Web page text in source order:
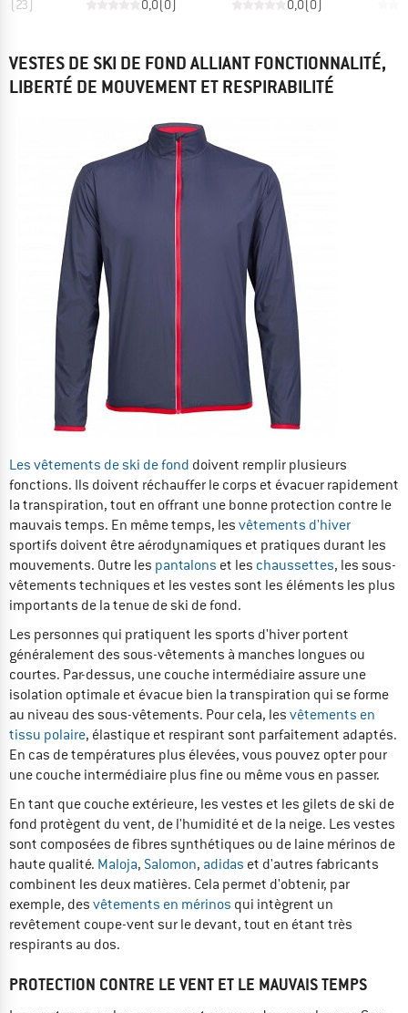
23 0,0 0 0,0 0
VESTES DE SKI DE FOND ALLIANT FONCTIONNALITÉ,
LIBERTÉ DE MOUVEMENT ET RESPIRABILITÉ
Les vêtements de ski de fond doivent remplir plusieurs
fonctions. Ils doivent réchauffer le corps et évacuer rapidement
la transpiration, tout en offrant une bonne protection contre le
mauvais temps. En même temps, les vêtements d'hiver
sportifs doivent être aérodynamiques et pratiques durant les
mouvements. Outre les pantalons et les chaussettes, les sous-
vêtements techniques et les vestes sont les éléments les plus
importants de la tenue de ski de fond.
Les personnes qui pratiquent les sports d'hiver portent
généralement des sous-vêtements à manches longues ou
courtes. Par-dessus, une couche intermédiaire assure une
isolation optimale et évacue bien la transpiration qui se forme
au niveau des sous-vêtements. Pour cela, les vêtements en
tissu polaire, élastique et respirant sont parfaitement adaptés.
En cas de températures plus élevées, vous pouvez opter pour
une couche intermédiaire plus fine ou même vous en passer.
En tant que couche extérieure, les vestes et les gilets de ski de
fond protègent du vent, de l'humidité et de la neige. Les vestes
sont composées de fibres synthétiques ou de laine mérinos de
haute qualité. Maloja, Salomon, adidas et d'autres fabricants
combinent les deux matières. Cela permet d'obtenir, par
exemple, des vêtements en mérinos qui intègrent un
revêtement coupe-vent sur le devant, tout en étant très
respirants au dos.
PROTECTION CONTRE LE VENT ET LE MAUVAIS TEMPS